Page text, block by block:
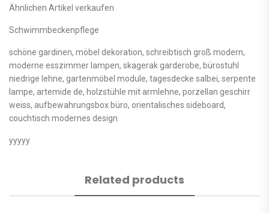
Ähnlichen Artikel verkaufen
Schwimmbeckenpflege
schöne gardinen, möbel dekoration, schreibtisch groß modern,
moderne esszimmer lampen, skagerak garderobe, bürostuhl
niedrige lehne, gartenmöbel module, tagesdecke salbei, serpente
lampe, artemide de, holzstühle mit armlehne, porzellan geschirr
weiss, aufbewahrungsbox büro, orientalisches sideboard,
couchtisch modernes design
yyyyy
Related products